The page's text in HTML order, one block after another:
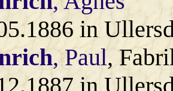
in
, Paul,
in